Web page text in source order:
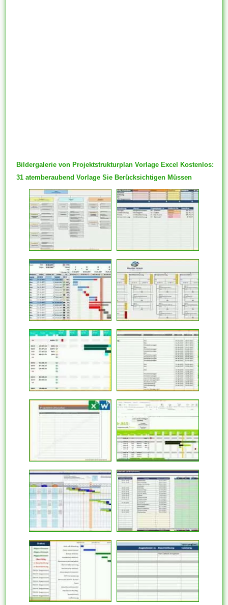
Bildergalerie von Projektstrukturplan Vorlage Excel Kostenlos:
31 atemberaubend Vorlage Sie Berücksichtigen Müssen